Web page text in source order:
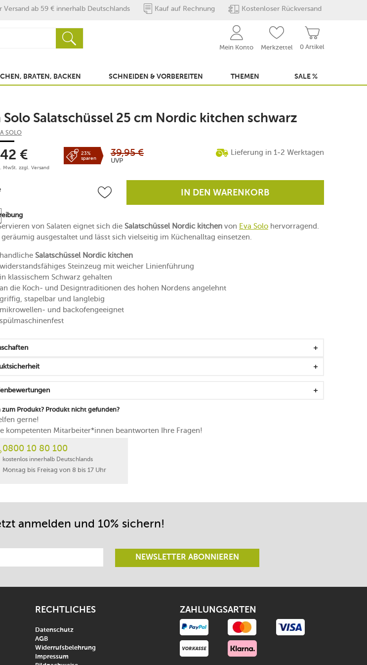
Versand ab 59 € innerhalb Deutschlands Kauf auf Rechnung Kostenloser Rückversand
0 Artikel
Mein Konto Merkzettel
BRATEN, BACKEN SCHNEIDEN & VORBEREITEN THEMEN SALE %
Solo Salatschüssel 25 cm Nordic kitchen schwarz
SOLO
€
MwSt. zzgl. Versand
23%
sparen
39,95 €
UVP
Lieferung in 1-2 Werktagen
IN DEN WARENKORB
von Salaten eignet sich die Salatschüssel Nordic kitchen von Eva Solo hervorragend.
geräumig ausgestaltet und lässt sich vielseitig im Küchenalltag einsetzen.
handliche Salatschüssel Nordic kitchen
widerstandsfähiges Steinzeug mit weicher Linienführung
in klassischem Schwarz gehalten
an die Koch- und Designtraditionen des hohen Nordens angelehnt
griffig, stapelbar und langlebig
mikrowellen- und backofengeeignet
spülmaschinenfest
zum Produkt? Produkt nicht gefunden?
gerne!
kompetenten Mitarbeiter*innen beantworten Ihre Fragen!
0800 10 80 100
kostenlos innerhalb Deutschlands
Montag bis Freitag von 8 bis 17 Uhr
anmelden und 10% sichern!
NEWSLETTER ABONNIEREN
RECHTLICHES
Datenschutz
AGB
Widerrufsbelehrung
Impressum
ZAHLUNGSARTEN